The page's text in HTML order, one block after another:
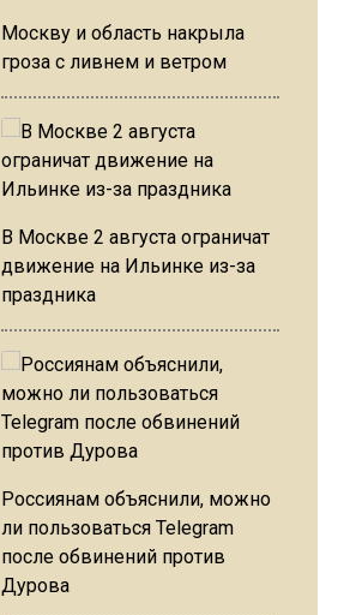
Москву и область накрыла
гроза с ливнем и ветром
В Москве 2 августа ограничат
движение на Ильинке из-за
праздника
Россиянам объяснили, можно
ли пользоваться Telegram
после обвинений против
Дурова